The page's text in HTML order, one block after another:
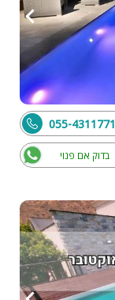
בדוק אם פנוי
055-4311771